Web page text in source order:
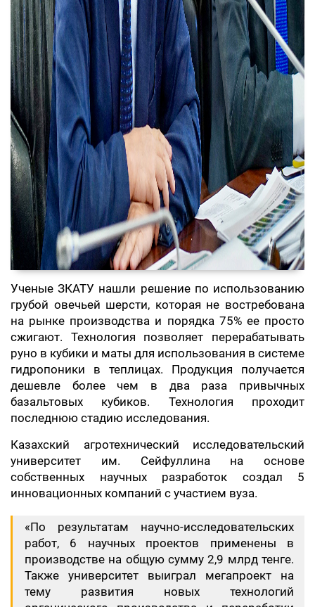
Ученые ЗКАТУ нашли решение по использованию
грубой овечьей шерсти, которая не востребована
на рынке производства и порядка 75% ее просто
сжигают. Технология позволяет перерабатывать
руно в кубики и маты для использования в системе
гидропоники в теплицах. Продукция получается
дешевле более чем в два раза привычных
базальтовых кубиков. Технология проходит
последнюю стадию исследования.
Казахский агротехнический исследовательский
университет им. Сейфуллина на основе
собственных научных разработок создал 5
инновационных компаний с участием вуза.
«По результатам научно-исследовательских
работ, 6 научных проектов применены в
производстве на общую сумму 2,9 млрд тенге.
Также университет выиграл мегапроект на
тему развития новых технологий